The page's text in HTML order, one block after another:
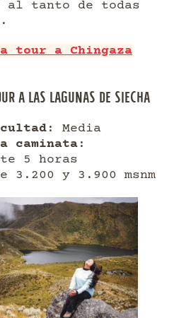
al tanto de todas
tour a Chingaza
A LAS LAGUNAS DE SIECHA
: Media
caminata :
5 horas
3.200 y 3.900 msnm